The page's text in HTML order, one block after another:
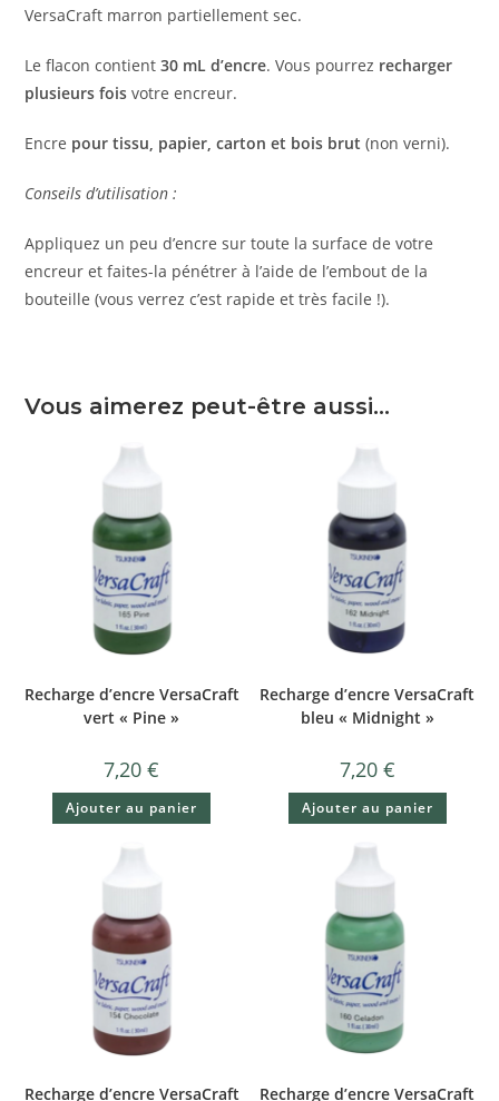
VersaCraft marron partiellement sec.
Le flacon contient30 mL d’encre. Vous pourrez recharger
plusieurs fois votre encreur.
Encre pour tissu, papier, carton et bois brut (non verni).
Conseils d’utilisation :
Appliquez un peu d’encre sur toute la surface de votre
encreur et faites-la pénétrer à l’aide de l’embout de la
bouteille (vous verrez c’est rapide et très facile !).
Vous aimerez peut-être aussi…
Recharge d’encre VersaCraft
vert « Pine »
7,20€
Ajouter au panier
Recharge d’encre VersaCraft
bleu « Midnight »
7,20 €
Ajouter au panier
Recharge d’encre VersaCraft
Recharge d’encre VersaCraft